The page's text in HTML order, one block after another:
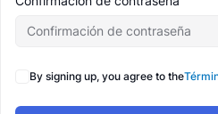
By signing up, you agree to the